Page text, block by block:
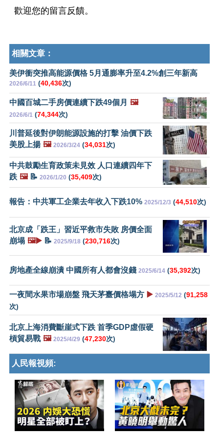
歡迎您的留言反饋。
相關文章：
美伊衝突推高能源價格 5月通膨率升至4.2%創三年新高
2026/6/11 (40,436次)
中國百城二手房價連續下跌49個月 🖼️
2026/6/1 (74,344次)
川普延後對伊朗能源設施的打擊 油價下跌
美股上揚 🖼️ 2026/3/24 (34,031次)
中共鼓勵生育政策未見效 人口連續四年下
跌 🖼️📝 2026/1/20 (35,409次)
報告：中共軍工企業去年收入下跌10% 2025/12/3 (44,510次)
北京成「跌王」習近平救市失敗 房價全面
崩塌 🖼️▶️ 📝 2025/9/18 (230,716次)
房地產全線崩潰 中國所有人都會沒錢 2025/6/14 (35,392次)
一夜間水果市場崩盤 飛天茅臺價格塌方 ▶️ 2025/5/12 (91,258
次)
北京上海消費斷崖式下跌 首季GDP虛假硬
槓貿易戰 🖼️ 2025/4/29 (47,230次)
人民報視頻: